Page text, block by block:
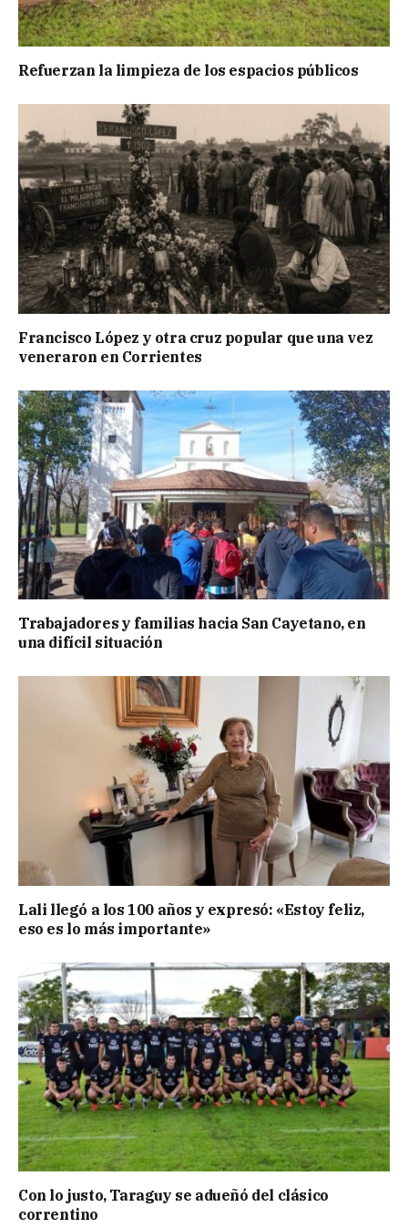
Refuerzan la limpieza de los espacios públicos
Francisco López y otra cruz popular que una vez
veneraron en Corrientes
Trabajadores y familias hacia San Cayetano, en
una difícil situación
Lali llegó a los 100 años y expresó: «Estoy feliz,
eso es lo más importante»
Con lo justo, Taraguy se adueñó del clásico
correntino